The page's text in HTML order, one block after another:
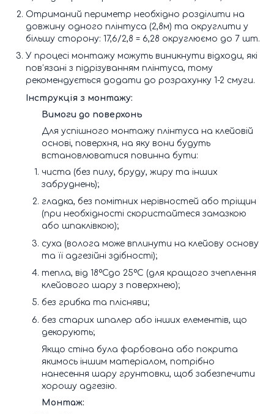
Отриманий периметр необхідно розділити на
довжину одного плінтуса (2,8м) та округлити у
більшу сторону: 17,6/2,8 = 6,28 округлюємо до 7 шт.
У процесі монтажу можуть виникнути відходи, які
пов’язані з підрізуванням плінтуса, тому
рекомендується додати до розрахунку 1-2 смуги.
Інструкція з монтажу:
Вимоги до поверхонь
Для успішного монтажу плінтуса на клейовій
основі, поверхня, на яку вони будуть
встановлюватися повинна бути:
чиста (без пилу, бруду, жиру та інших
забруднень);
гладка, без помітних нерівностей або тріщин
(при необхідності скористайтеся замазкою
або шпаклівкою);
суха (волога може вплинути на клейову основу
та її адгезійні здібності);
тепла, від 18ºСдо 25ºС (для кращого зчеплення
клейового шару з поверхнею);
без грибка та плісняви;
без старих шпалер або інших елементів, що
декорують;
Якщо стіна була фарбована або покрита
якимось іншим матеріалом, потрібно
нанесення шару грунтовки, щоб забезпечити
хорошу адгезію.
Монтаж: